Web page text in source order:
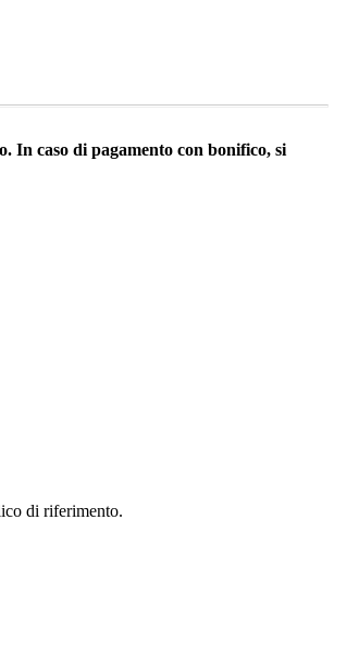
In caso di pagamento con bonifico, si
di riferimento.